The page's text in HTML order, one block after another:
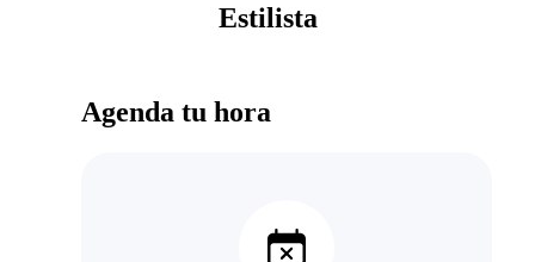
Estilista
Agenda tu hora